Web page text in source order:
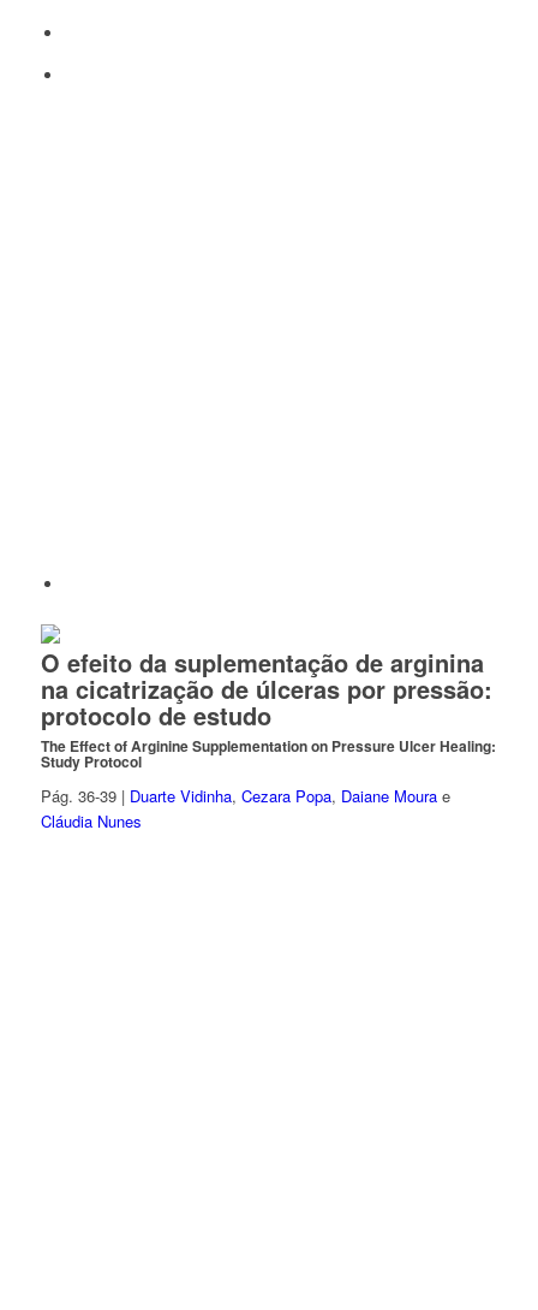
O efeito da suplementação de arginina
na cicatrização de úlceras por pressão:
protocolo de estudo
The Effect of Arginine Supplementation on Pressure Ulcer Healing:
Study Protocol
Pág. 36-39 | Duarte Vidinha, Cezara Popa, Daiane Mourae
Cláudia Nunes